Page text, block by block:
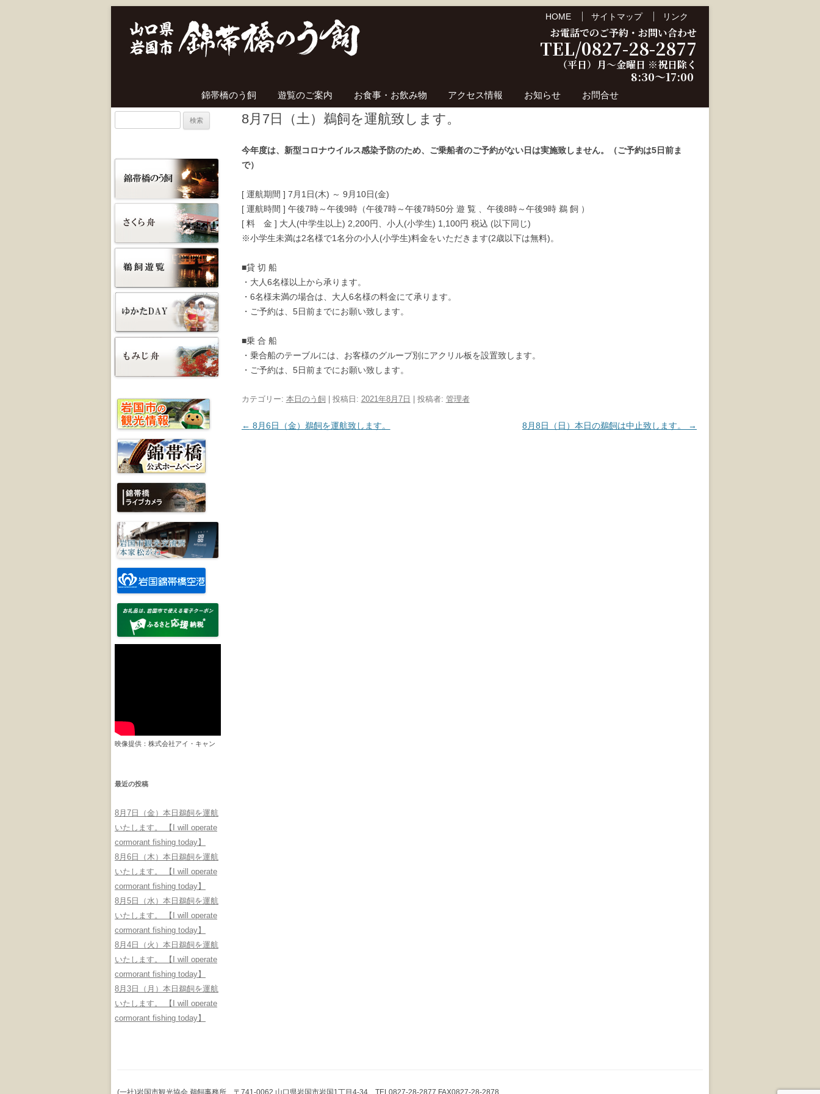
HOME サイトマップ リンク
お電話でのご予約・お問い合わせ
TEL/0827-28-2877
（平日）月～金曜日 ※祝日除く
8:30～17:00
錦帯橋のう飼 遊覧のご案内 お食事・お飲み物 アクセス情報 お知らせ お問合せ
8月7日（土）鵜飼を運航致します。
今年度は、新型コロナウイルス感染予防のため、ご乗船者のご予約がない日は実施致しません。（ご予約は5日前ま
で）
[ 運航期間 ] 7月1日(木) ～ 9月10日(金)
[ 運航時間 ] 午後7時～午後9時（午後7時～午後7時50分 遊 覧 、午後8時～午後9時 鵜 飼 ）
[ 料 金 ] 大人(中学生以上) 2,200円、小人(小学生) 1,100円 税込 (以下同じ)
※小学生未満は2名様で1名分の小人(小学生)料金をいただきます(2歳以下は無料)。
■貸 切 船
・大人6名様以上から承ります。
・6名様未満の場合は、大人6名様の料金にて承ります。
・ご予約は、5日前までにお願い致します。
■乗 合 船
・乗合船のテーブルには、お客様のグループ別にアクリル板を設置致します。
・ご予約は、5日前までにお願い致します。
カテゴリー: 本日のう飼 | 投稿日: 2021年8月7日 投稿者: 管理者
投稿ナビゲーション
← 8月6日（金）鵜飼を運航致します。 8月8日（日）本日の鵜飼は中止致します。 →
映像提供：株式会社アイ・キャン
最近の投稿
8月7日（金）本日鵜飼を運航
いたします。 【I will operate
cormorant fishing today】
8月6日（木）本日鵜飼を運航
いたします。 【I will operate
cormorant fishing today】
8月5日（水）本日鵜飼を運航
いたします。 【I will operate
cormorant fishing today】
8月4日（火）本日鵜飼を運航
いたします。 【I will operate
cormorant fishing today】
8月3日（月）本日鵜飼を運航
いたします。 【I will operate
cormorant fishing today】
(一社)岩国市観光協会 鵜飼事務所 〒741-0062 山口県岩国市岩国1丁目4-34 TEL0827-28-2877 FAX0827-28-2878